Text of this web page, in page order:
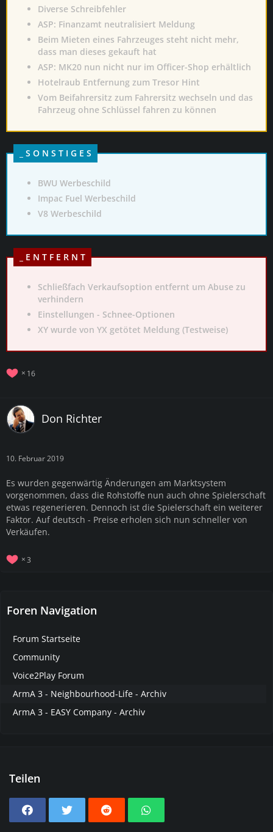
Diverse Schreibfehler
ASP: Finanzamt neutralisiert Meldung
Beim Mieten eines Fahrzeuges steht nicht mehr,
dass man dieses gekauft hat
ASP: MK20 nun nicht nur im Officer-Shop erhältlich
Hotelraub Entfernung zum Tresor Hint
Vom Beifahrersitz zum Fahrersitz wechseln und das
Fahrzeug ohne Schlüssel fahren zu können
_ S O N S T I G E S
BWU Werbeschild
Impac Fuel Werbeschild
V8 Werbeschild
_ E N T F E R N T
Schließfach Verkaufsoption entfernt um Abuse zu
verhindern
Einstellungen - Schnee-Optionen
XY wurde von YX getötet Meldung (Testweise)
16
Don Richter
10. Februar 2019
Es wurden gegenwärtig Änderungen am Marktsystem
vorgenommen, dass die Rohstoffe nun auch ohne Spielerschaft
etwas regenerieren. Dennoch ist die Spielerschaft ein weiterer
Faktor. Auf deutsch - Preise erholen sich nun schneller von
Verkäufen.
3
Foren Navigation
Forum Startseite
Community
Voice2Play Forum
ArmA 3 - Neighbourhood-Life - Archiv
ArmA 3 - EASY Company - Archiv
Teilen